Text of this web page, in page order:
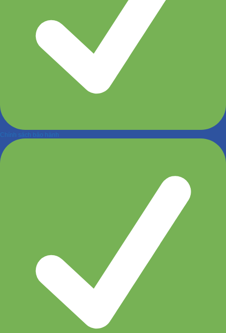
Chính sách bảo hành